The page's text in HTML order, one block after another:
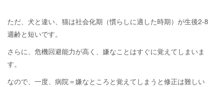
ただ、犬と違い、猫は社会化期（慣らしに適した時期）が生後2-8
週齢と短いです。
さらに、危機回避能力が高く、嫌なことはすぐに覚えてしまいま
す。
なので、一度、病院＝嫌なところと覚えてしまうと修正は難しい